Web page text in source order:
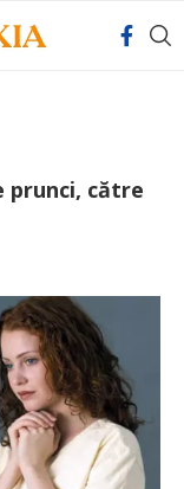
prunci, către